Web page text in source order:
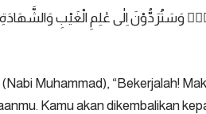
اِلٰى عٰلِمِ الْغَيْبِ وَالشَّهَادَةِ
Muhammad), “Bekerjalah!
Kamu akan dikembalikan